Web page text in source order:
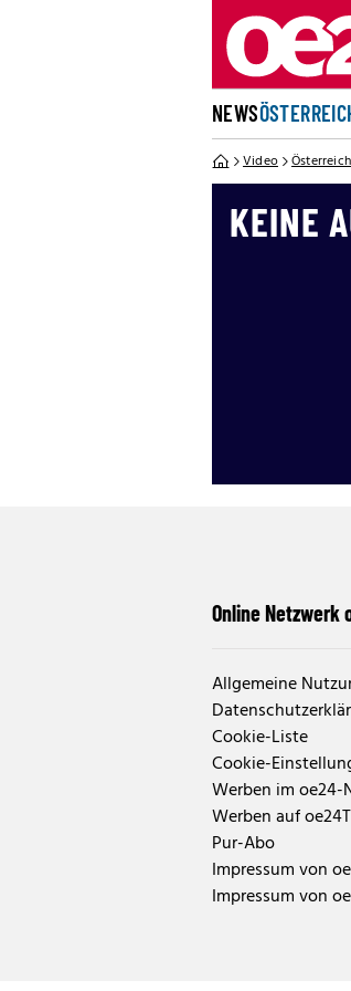
NEWS
Video
KEINE
Online Netzwerk
Allgemeine
Cookie-Liste
Cookie-
Werben im oe24-
Werben auf
Pur-Abo
Impressum von
Impressum von